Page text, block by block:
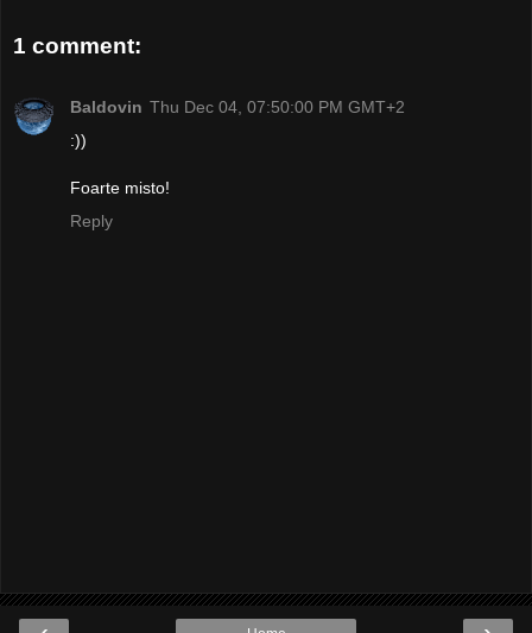
1 comment:
Baldovin Thu Dec 04, 07:50:00 PM GMT+2
:))
Foarte misto!
Reply